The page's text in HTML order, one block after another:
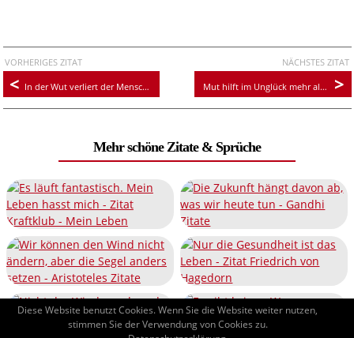
VORHERIGES ZITAT
In der Wut verliert der Mensch seine Intelligenz
NÄCHSTES ZITAT
Mut hilft im Unglück mehr als Verstand.
Mehr schöne Zitate & Sprüche
Diese Website benutzt Cookies. Wenn Sie die Website weiter nutzen,
stimmen Sie der Verwendung von Cookies zu.